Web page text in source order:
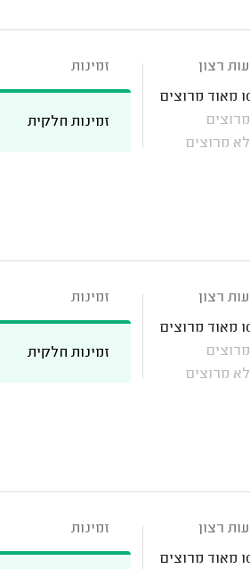
רצון
מאוד מרוצים
מרוצים
לא מרוצים
זמינות
זמינות חלקית
רצון
מאוד מרוצים
מרוצים
לא מרוצים
זמינות
זמינות חלקית
רצון
מאוד מרוצים
זמינות